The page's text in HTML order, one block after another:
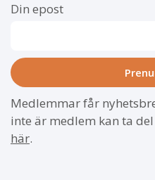
Din epost
Medlemmar får
inte är medlem kan ta
här.